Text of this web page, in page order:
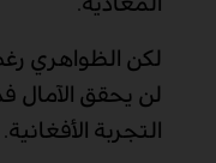
لكن الظواهري
لن يحقق
التجربة الأفغانية.